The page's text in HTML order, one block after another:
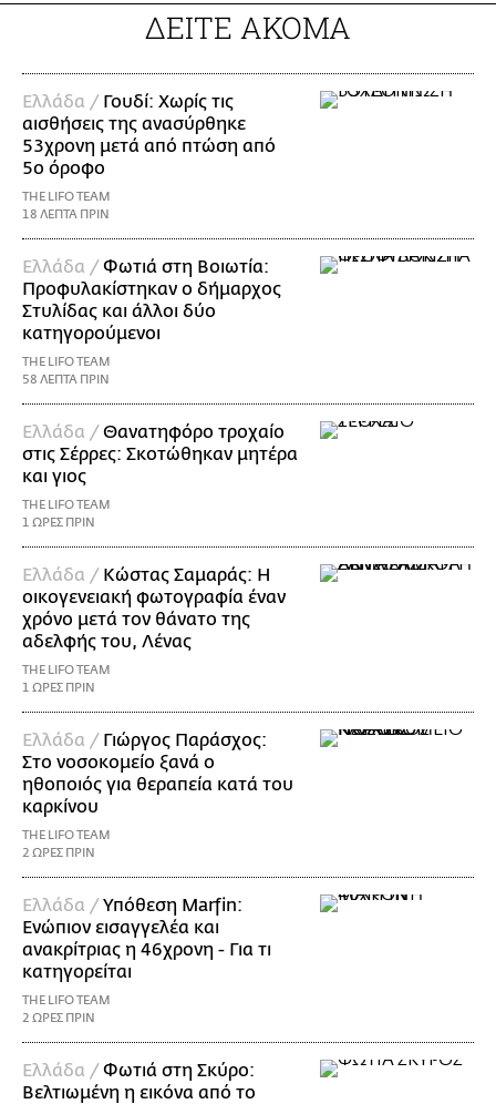
ΔΕΙΤΕ ΑΚΟΜΑ
Ελλάδα / Γουδί: Χωρίς τις
αισθήσεις της ανασύρθηκε
53χρονη μετά από πτώση από
5ο όροφο
THE LIFO TEAM
18 ΛΕΠΤΑ ΠΡΙΝ
Ελλάδα /Φωτιά στη Βοιωτία:
Προφυλακίστηκαν ο δήμαρχος
Στυλίδας και άλλοι δύο
κατηγορούμενοι
THE LIFO TEAM
58 ΛΕΠΤΑ ΠΡΙΝ
Ελλάδα /Θανατηφόρο τροχαίο
στις Σέρρες: Σκοτώθηκαν μητέρα
και γιος
THE LIFO TEAM
1 ΩΡΕΣ ΠΡΙΝ
Ελλάδα / Κώστας Σαμαράς: Η
οικογενειακή φωτογραφία έναν
χρόνο μετά τον θάνατο της
αδελφής του, Λένας
THE LIFO TEAM
1 ΩΡΕΣ ΠΡΙΝ
Ελλάδα / Γιώργος Παράσχος:
Στο νοσοκομείο ξανά ο
ηθοποιός για θεραπεία κατά του
καρκίνου
THE LIFO TEAM
2 ΩΡΕΣ ΠΡΙΝ
Ελλάδα /Υπόθεση Marfin:
Ενώπιον εισαγγελέα και
ανακρίτριας η 46χρονη - Για τι
κατηγορείται
THE LIFO TEAM
2 ΩΡΕΣ ΠΡΙΝ
Ελλάδα /Φωτιά στη Σκύρο:
Βελτιωμένη η εικόνα από το